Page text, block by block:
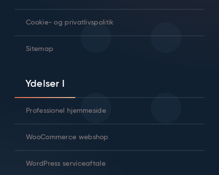
Cookie- og privatlivspolitik
Sitemap
Ydelser I
Professionel hjemmeside
WooCommerce webshop
WordPress serviceaftale